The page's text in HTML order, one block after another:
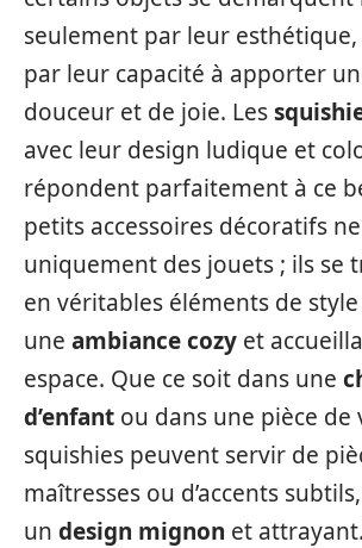
seulement par leur esthétique,
par leur capacité à apporter
douceur et de joie. Les
avec leur design ludique et
répondent parfaitement à ce
petits accessoires décoratifs
uniquement des jouets ; ils se
en véritables éléments de
une ambiance cozy et
espace. Que ce soit dans une
d’enfant ou dans une pièce de
squishies peuvent servir de
maîtresses ou d’accents
un design mignon et